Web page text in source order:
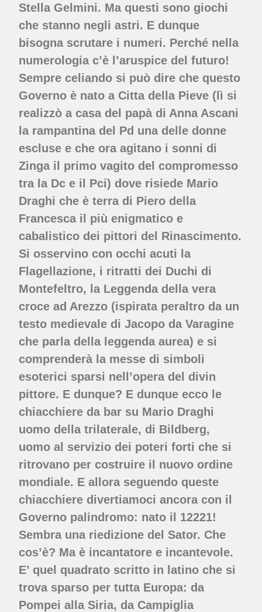
Stella Gelmini. Ma questi sono giochi
che stanno negli astri. E dunque
bisogna scrutare i numeri. Perché nella
numerologia c’è l’aruspice del futuro!
Sempre celiando si può dire che questo
Governo è nato a Citta della Pieve (lì si
realizzò a casa del papà di Anna Ascani
la rampantina del Pd una delle donne
escluse e che ora agitano i sonni di
Zinga il primo vagito del compromesso
tra la Dc e il Pci) dove risiede Mario
Draghi che è terra di Piero della
Francesca il più enigmatico e
cabalistico dei pittori del Rinascimento.
Si osservino con occhi acuti la
Flagellazione, i ritratti dei Duchi di
Montefeltro, la Leggenda della vera
croce ad Arezzo (ispirata peraltro da un
testo medievale di Jacopo da Varagine
che parla della leggenda aurea) e si
comprenderà la messe di simboli
esoterici sparsi nell’opera del divin
pittore. E dunque? E dunque ecco le
chiacchiere da bar su Mario Draghi
uomo della trilaterale, di Bildberg,
uomo al servizio dei poteri forti che si
ritrovano per costruire il nuovo ordine
mondiale. E allora seguendo queste
chiacchiere divertiamoci ancora con il
Governo palindromo: nato il 12221!
Sembra una riedizione del Sator. Che
cos’è? Ma è incantatore e incantevole.
E’ quel quadrato scritto in latino che si
trova sparso per tutta Europa: da
Pompei alla Siria, da Campiglia